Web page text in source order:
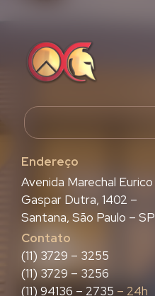
Endereço
Avenida Marechal Eurico
Gaspar Dutra, 1402 –
Santana, São Paulo – SP
Contato
(11) 3729 – 3255
(11) 3729 – 3256
(11) 94136 – 2735 – 24h